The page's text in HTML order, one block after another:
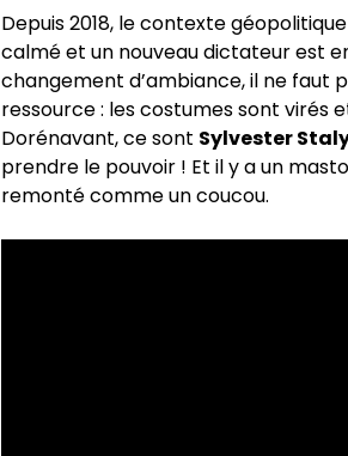
Depuis 2018, le contexte
calmé et un nouveau dictateur est
changement d’ambiance, il ne faut
ressource : les costumes sont virés
Dorénavant, ce sont Sylvester
prendre le pouvoir ! Et il y a un
remonté comme un coucou.